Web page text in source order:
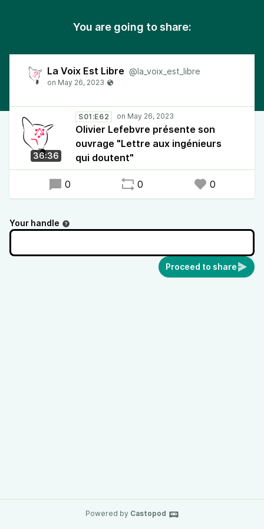
You are going to share:
La Voix Est Libre @la_voix_est_libre
36:36
S01:E62
Olivier Lefebvre présente son
ouvrage "Lettre aux ingénieurs
qui doutent"
0 0 0
Your handle
Proceed to share
Powered by Castopod